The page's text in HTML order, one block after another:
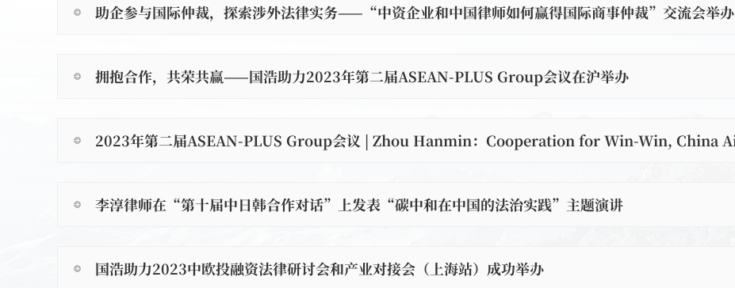
助企参与国际仲裁，探索涉外法律实务——“中资企业和中国律师如何赢得国际商事仲裁”交流会举办
拥抱合作，共荣共赢——国浩助力2023年第二届ASEAN-PLUS Group会议在沪举办
李淳律师在“第十届中日韩合作对话”上发表“碳中和在中国的法治实践”主题演讲
国浩助力2023中欧投融资法律研讨会和产业对接会（上海站）成功举办